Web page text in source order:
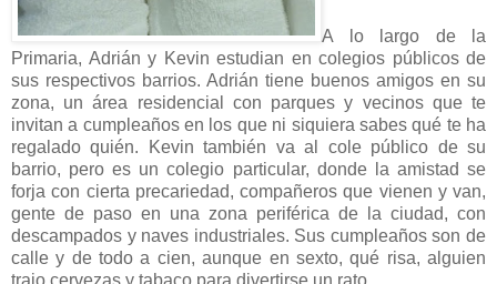
A lo largo de la
Primaria, Adrián y Kevin estudian en colegios públicos de
sus respectivos barrios. Adrián tiene buenos amigos en su
zona, un área residencial con parques y vecinos que te
invitan a cumpleaños en los que ni siquiera sabes qué te ha
regalado quién. Kevin también va al cole público de su
barrio, pero es un colegio particular, donde la amistad se
forja con cierta precariedad, compañeros que vienen y van,
gente de paso en una zona periférica de la ciudad, con
descampados y naves industriales. Sus cumpleaños son de
calle y de todo a cien, aunque en sexto, qué risa, alguien
trajo cervezas y tabaco para divertirse un rato.